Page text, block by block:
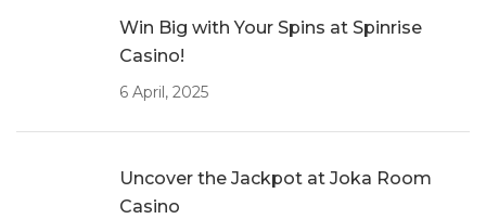
Win Big with Your Spins at Spinrise
Casino!
6 April, 2025
Uncover the Jackpot at Joka Room
Casino